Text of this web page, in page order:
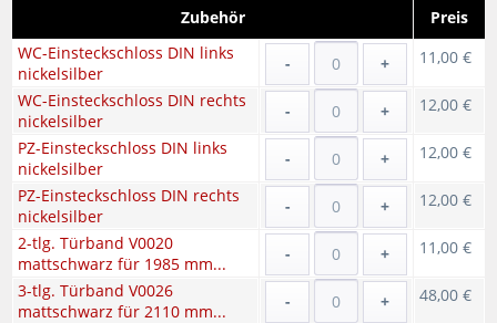
Zubehör
Preis
WC-Einsteckschloss DIN links
nickelsilber
- + 11,00 €
WC-Einsteckschloss DIN rechts
nickelsilber
- + 12,00 €
PZ-Einsteckschloss DIN links
nickelsilber
- + 12,00 €
PZ-Einsteckschloss DIN rechts
nickelsilber
- + 12,00 €
2-tlg. Türband V0020
mattschwarz für 1985 mm...
- + 11,00 €
3-tlg. Türband V0026
mattschwarz für 2110 mm...
- + 48,00 €